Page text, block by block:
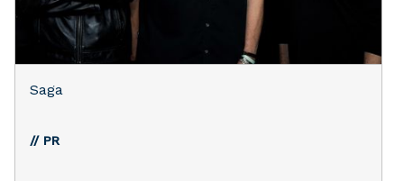
Saga
// PR